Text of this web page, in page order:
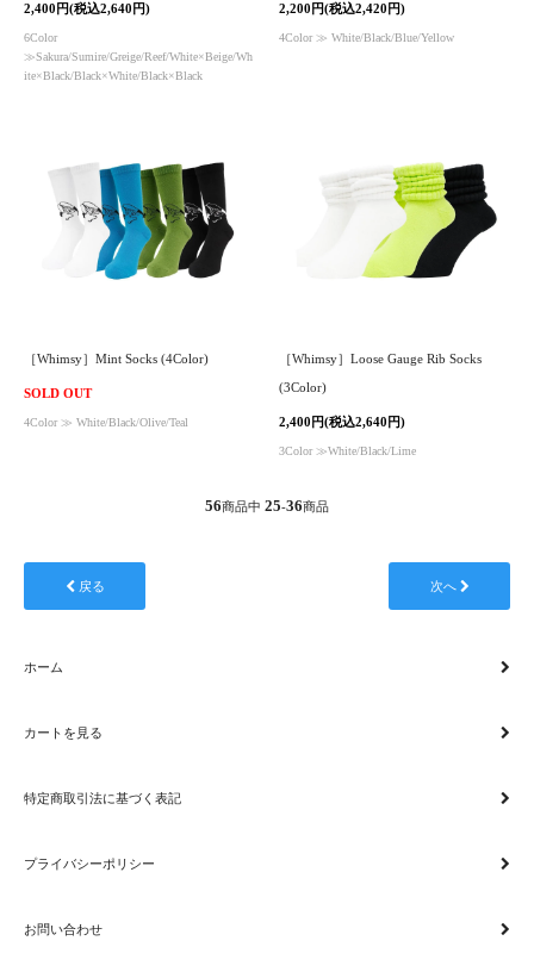
2,400円(税込2,640円)
6Color
≫Sakura/Sumire/Greige/Reef/White×Beige/Wh
ite×Black/Black×White/Black×Black
2,200円(税込2,420円)
4Color ≫ White/Black/Blue/Yellow
［Whimsy］Mint Socks (4Color)
SOLD OUT
4Color ≫ White/Black/Olive/Teal
［Whimsy］Loose Gauge Rib Socks
(3Color)
2,400円(税込2,640円)
3Color ≫White/Black/Lime
56商品中 25-36商品
戻る 次へ
ホーム
カートを見る
特定商取引法に基づく表記
プライバシーポリシー
お問い合わせ